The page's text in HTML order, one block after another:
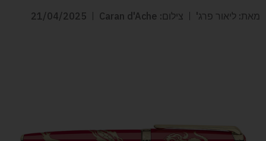
מאת: ליאור פרג' צילום: Caran d'Ache 21/04/2025